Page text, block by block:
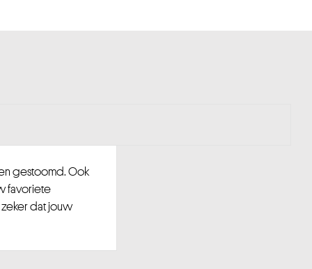
gestoomd. Ook
favoriete
dat jouw